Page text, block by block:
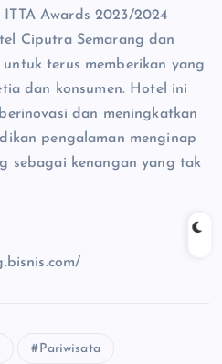
Awards 2023/2024
Ciputra Semarang dan
terus memberikan yang
dan konsumen. Hotel ini
dan meningkatkan
pengalaman menginap
sebagai kenangan yang tak
Pariwisata